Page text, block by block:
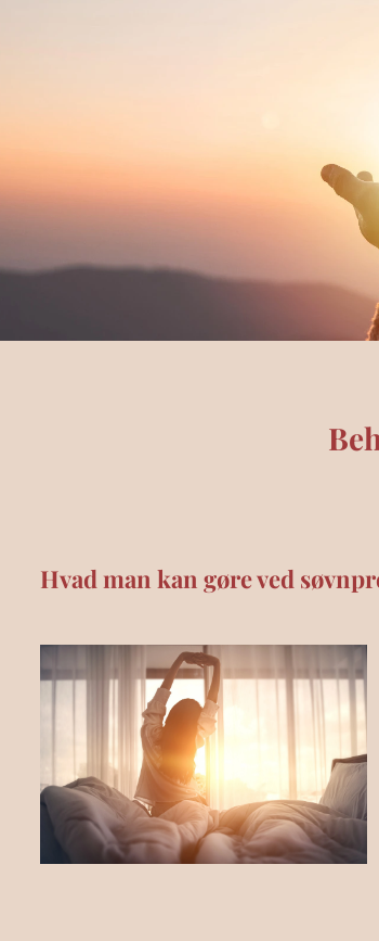
Hvad man kan gøre ved